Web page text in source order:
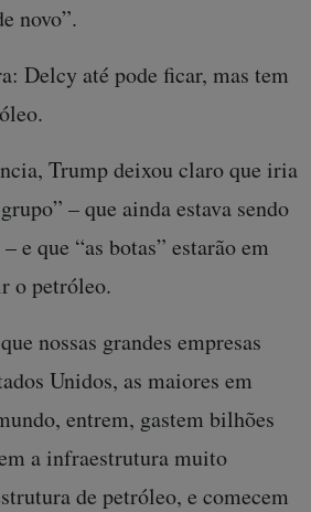
novo”.
Delcy até pode ficar, mas tem
Trump deixou claro que iria
– que ainda estava sendo
e que “as botas” estarão em
o petróleo.
nossas grandes empresas
Unidos, as maiores em
entrem, gastem bilhões
a infraestrutura muito
de petróleo, e comecem